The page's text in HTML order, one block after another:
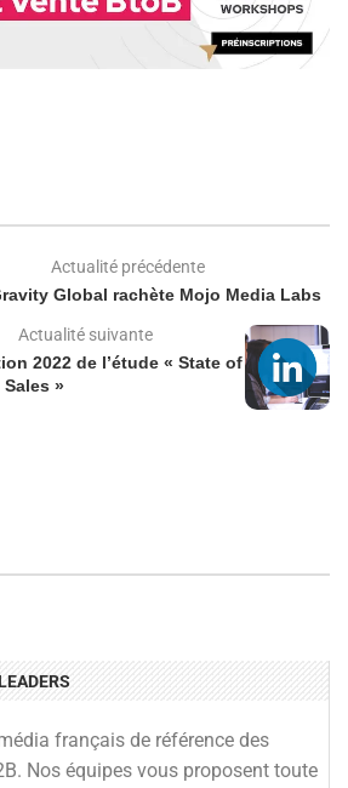
Actualité précédente
Global rachète Mojo Media Labs
Actualité suivante
2022 de l’étude « State of
Sales »
français de référence des
Nos équipes vous proposent toute